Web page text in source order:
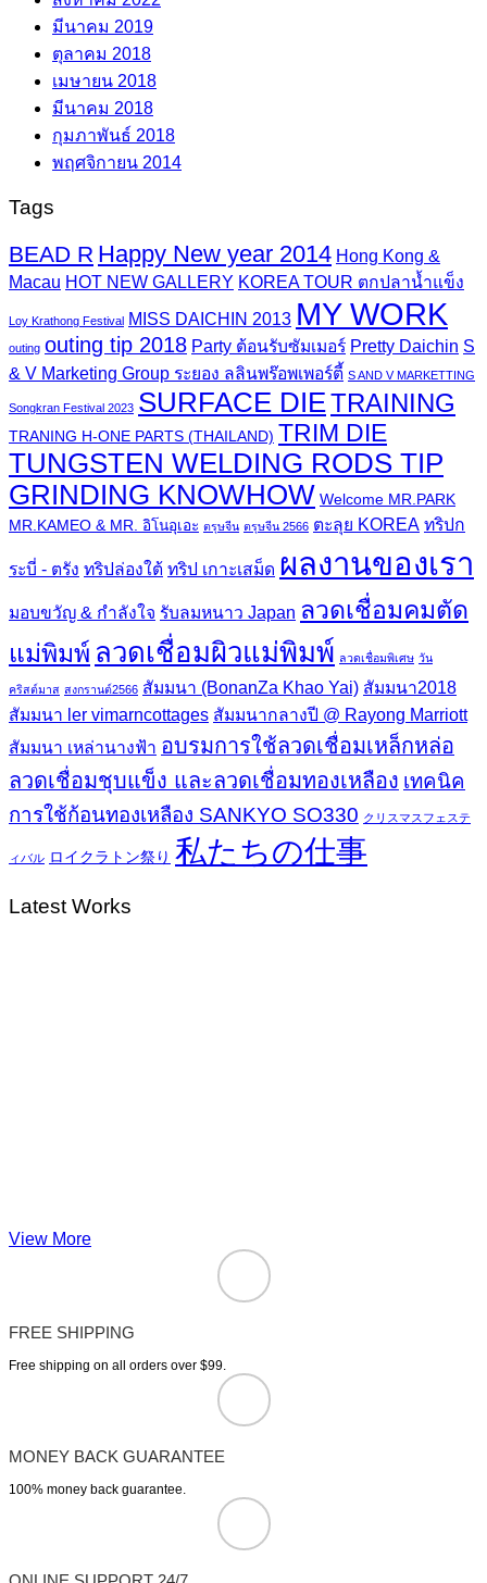
มีนาคม 2019
ตุลาคม 2018
เมษายน 2018
มีนาคม 2018
กุมภาพันธ์ 2018
พฤศจิกายน 2014
Tags
BEAD R Happy New year 2014 Hong Kong &
Macau HOT NEW GALLERY KOREA TOUR ตกปลาน้ำแข็ง
Loy Krathong Festival MISS DAICHIN 2013 MY WORK
outing outing tip 2018 Party ต้อนรับซัมเมอร์ Pretty Daichin S
& V Marketing Group ระยอง ลลินพร๊อพเพอร์ตี้ S AND V MARKETTING
Songkran Festival 2023 SURFACE DIETRAINING
TRANING H-ONE PARTS (THAILAND) TRIM DIE
TUNGSTEN WELDING RODS TIP
GRINDING KNOWHOW Welcome MR.PARK
MR.KAMEO & MR. อิโนอุเอะ ตรุษจีน ตรุษจีน 2566 ตะลุย KOREA ทริปก
ระบี่ - ตรัง ทริปล่องใต้ ทริป เกาะเสม็ด ผลงานของเรา
มอบขวัญ & กำลังใจ รับลมหนาว Japan ลวดเชื่อมคมตัด
แม่พิมพ์ ลวดเชื่อมผิวแม่พิมพ์ ลวดเชื่อมพิเศษ วัน
คริสต์มาส สงกรานต์2566 สัมมนา (BonanZa Khao Yai) สัมมนา2018
สัมมนา ler vimarncottages สัมมนากลางปี @ Rayong Marriott
สัมมนา เหล่านางฟ้า อบรมการใช้ลวดเชื่อมเหล็กหล่อ
ลวดเชื่อมชุบแข็ง และลวดเชื่อมทองเหลือง เทคนิค
การใช้ก้อนทองเหลือง SANKYO SO330 クリスマスフェステ
ィバル ロイクラトン祭り 私たちの仕事
Latest Works
View More
FREE SHIPPING
Free shipping on all orders over $99.
MONEY BACK GUARANTEE
100% money back guarantee.